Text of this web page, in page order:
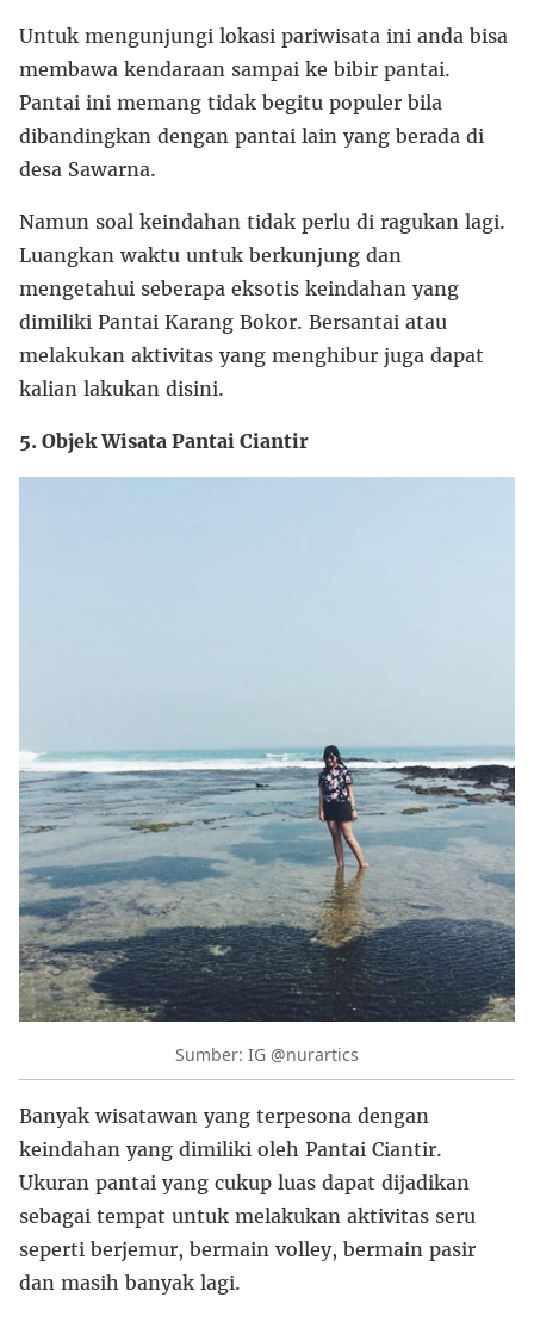
Untuk mengunjungi lokasi pariwisata ini anda bisa
membawa kendaraan sampai ke bibir pantai.
Pantai ini memang tidak begitu populer bila
dibandingkan dengan pantai lain yang berada di
desa Sawarna.
Namun soal keindahan tidak perlu di ragukan lagi.
Luangkan waktu untuk berkunjung dan
mengetahui seberapa eksotis keindahan yang
dimiliki Pantai Karang Bokor. Bersantai atau
melakukan aktivitas yang menghibur juga dapat
kalian lakukan disini.
5. Objek Wisata Pantai Ciantir
Sumber: IG @nurartics
Banyak wisatawan yang terpesona dengan
keindahan yang dimiliki oleh Pantai Ciantir.
Ukuran pantai yang cukup luas dapat dijadikan
sebagai tempat untuk melakukan aktivitas seru
seperti berjemur, bermain volley, bermain pasir
dan masih banyak lagi.